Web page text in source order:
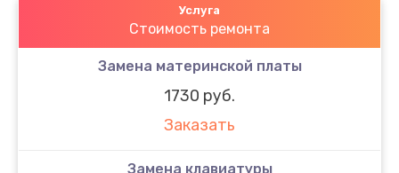
Услуга
Стоимость ремонта
Замена материнской платы
1730 руб.
Заказать
Замена клавиатуры